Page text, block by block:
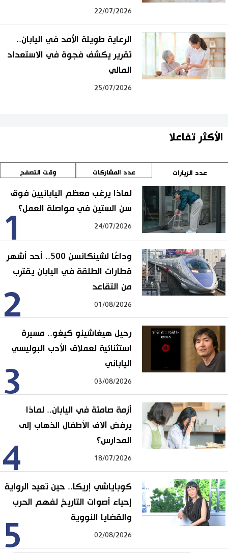
22/07/2026
الرعاية طويلة الأمد في اليابان..
تقرير يكشف فجوة في الاستعداد
المالي
25/07/2026
الأكثر تفاعلا
عدد الزيارات عدد المشاركات وقت التصفح
1
لماذا يرغب معظم اليابانيين فوق
سن الستين في مواصلة العمل؟
24/07/2026
2
وداعًا لشينكانسن 500.. أحد أشهر
قطارات الطلقة في اليابان يقترب
من التقاعد
01/08/2026
3
رحيل هيغاشينو كيغو.. مسيرة
استثنائية لعملاق الأدب البوليسي
الياباني
03/08/2026
4
أزمة صامتة في اليابان.. لماذا
يرفض آلاف الأطفال الذهاب إلى
المدارس؟
18/07/2026
5
كوباياشي إريكا.. حين تعيد الرواية
إحياء أصوات التاريخ لفهم الحرب
والقضايا النووية
02/08/2026